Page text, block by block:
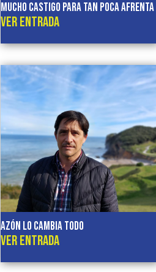
Mucho castigo para tan poca afrenta
VER ENTRADA
AZÓN LO CAMBIA TODO
VER ENTRADA